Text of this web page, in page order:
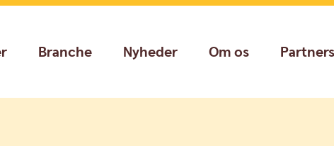
Branche Nyheder Om os Partners